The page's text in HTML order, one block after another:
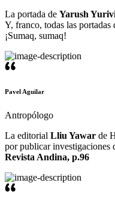
La portada de Yarush
Y, franco, todas las
¡Sumaq, sumaq!
Pavel Aguilar
Antropólogo
La editorial Lliu Yawar de
por publicar investigaciones
Revista Andina, p.96